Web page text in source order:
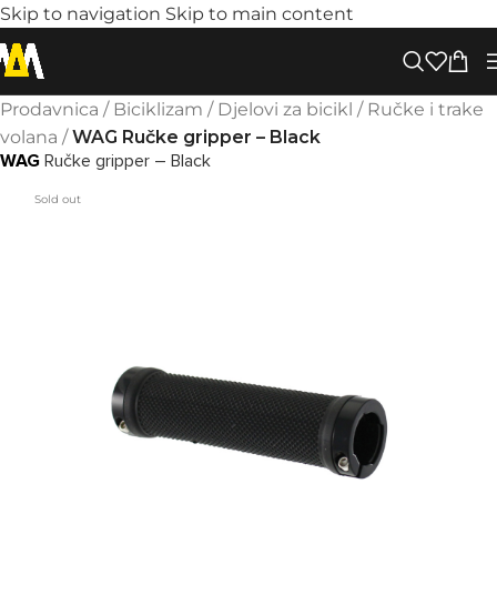
Skip to navigation Skip to main content
Prodavnica / Biciklizam / Djelovi za bicikl / Ručke i trake
volana /WAG Ručke gripper – Black
WAG Ručke gripper – Black
Sold out